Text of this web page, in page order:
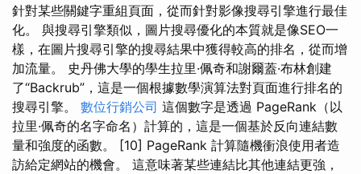
針對某些關鍵字重組頁面，從而針對影像搜尋引擎進行最佳
化。 與搜尋引擎類似，圖片搜尋優化的本質就是像SEO一
樣，在圖片搜尋引擎的搜尋結果中獲得較高的排名，從而增
加流量。 史丹佛大學的學生拉里·佩奇和謝爾蓋·布林創建
了“Backrub”，這是一個根據數學演算法對頁面進行排名的
搜尋引擎。 數位行銷公司 這個數字是透過 PageRank（以
拉里·佩奇的名字命名）計算的，這是一個基於反向連結數
量和強度的函數。 [10] PageRank 計算隨機衝浪使用者造
訪給定網站的機會。 這意味著某些連結比其他連結更強，